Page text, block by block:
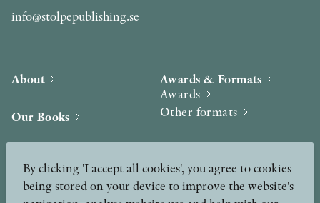
info@stolpepublishing.se
About
Our Books
News
Awards & Formats
Awards
Other formats
Press
By clicking 'I accept all cookies', you agree to cookies
being stored on your device to improve the website's